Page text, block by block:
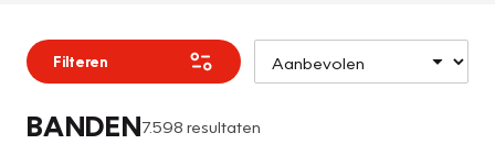
Filteren
BANDEN7.598 resultaten